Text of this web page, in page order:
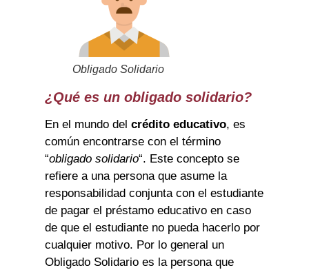
Obligado Solidario
¿Qué es un obligado solidario?
En el mundo del crédito educativo, es
común encontrarse con el término
“obligado solidario“. Este concepto se
refiere a una persona que asume la
responsabilidad conjunta con el estudiante
de pagar el préstamo educativo en caso
de que el estudiante no pueda hacerlo por
cualquier motivo. Por lo general un
Obligado Solidario es la persona que